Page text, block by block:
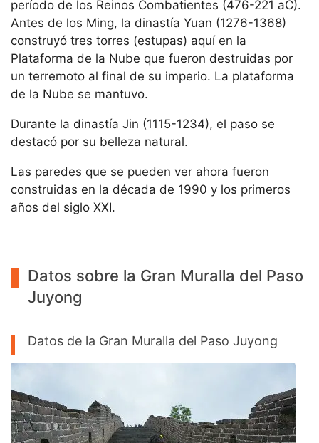
período de los Reinos Combatientes (476-221 aC).
Antes de los Ming, la dinastía Yuan (1276-1368)
construyó tres torres (estupas) aquí en la
Plataforma de la Nube que fueron destruidas por
un terremoto al final de su imperio. La plataforma
de la Nube se mantuvo.
Durante la dinastía Jin (1115-1234), el paso se
destacó por su belleza natural.
Las paredes que se pueden ver ahora fueron
construidas en la década de 1990 y los primeros
años del siglo XXI.
Datos sobre la Gran Muralla del Paso
Juyong
Datos de la Gran Muralla del Paso Juyong